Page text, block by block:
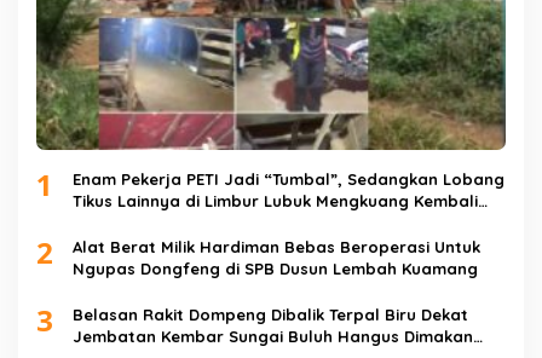
1
Enam Pekerja PETI Jadi “Tumbal”, Sedangkan Lobang
Tikus Lainnya di Limbur Lubuk Mengkuang Kembali
2
Alat Berat Milik Hardiman Bebas Beroperasi Untuk
Ngupas Dongfeng di SPB Dusun Lembah Kuamang
3
Belasan Rakit Dompeng Dibalik Terpal Biru Dekat
Jembatan Kembar Sungai Buluh Hangus Dimakan